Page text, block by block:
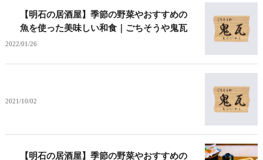
【明石の居酒屋】季節の野菜やおすすめの
魚を使った美味しい和食｜ごちそうや鬼瓦
2022/01/26
2021/10/02
【明石の居酒屋】季節の野菜やおすすめの